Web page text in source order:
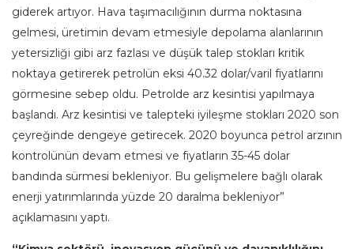
giderek artıyor. Hava taşımacılığının durma noktasına
gelmesi, üretimin devam etmesiyle depolama alanlarının
yetersizliği gibi arz fazlası ve düşük talep stokları kritik
noktaya getirerek petrolün eksi 40.32 dolar/varil fiyatlarını
görmesine sebep oldu. Petrolde arz kesintisi yapılmaya
başlandı. Arz kesintisi ve talepteki iyileşme stokları 2020 son
çeyreğinde dengeye getirecek. 2020 boyunca petrol arzının
kontrolünün devam etmesi ve fiyatların 35-45 dolar
bandında sürmesi bekleniyor. Bu gelişmelere bağlı olarak
enerji yatırımlarında yüzde 20 daralma bekleniyor”
açıklamasını yaptı.